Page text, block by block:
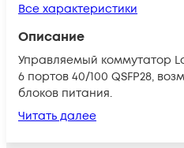
Все характеристики
Описание
Управляемый коммутатор
6 портов 40/100 QSFP28,
блоков питания.
Читать далее